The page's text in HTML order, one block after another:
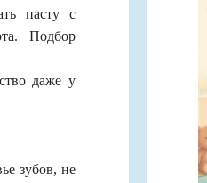
пасту с
Подбор
даже у
зубов, не